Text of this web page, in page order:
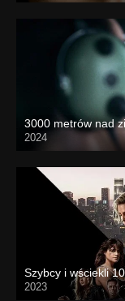
3000 metrów nad
2024
Szybcy i wściekli
2023